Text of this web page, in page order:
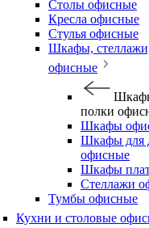
Столы офисные
Кресла офисные
Стулья офисные
Шкафы,
офисные
полки
Шкафы
Шкафы для
офисные
Шкафы
Стеллажи
Тумбы офисные
Кухни и столовые